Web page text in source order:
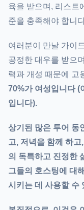
육을 받으며, 리스트
준을 충족해야 합니
여러분이 만날 가이
공정한 대우를 받으
력과 개성 때문에 고
70%가 여성입니다 (
입니다).
상기된 많은 투어 동
고, 저녁을 함께 하
의 독특하고 진정한
그들의 호스팅에 대
시키는 데 사용할 수